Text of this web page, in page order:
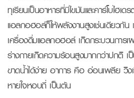
ทุเรียนเป็นอาหารที่มีไขมันและคาร์โบไฮเ
แอลกอฮอล์ก็ให้พลังงานสูงเช่นเดียวกั
เครื่องดื่มแอลกอฮอล์ เกิดกระบวนการ
ร่างกายเกิดความร้อนสูงมากกว่าปกติ เ
ขาดน้ำได้ง่าย อาการ คือ อ่อนเพลีย วิง
หายใจหอบถี่ เป็นต้น